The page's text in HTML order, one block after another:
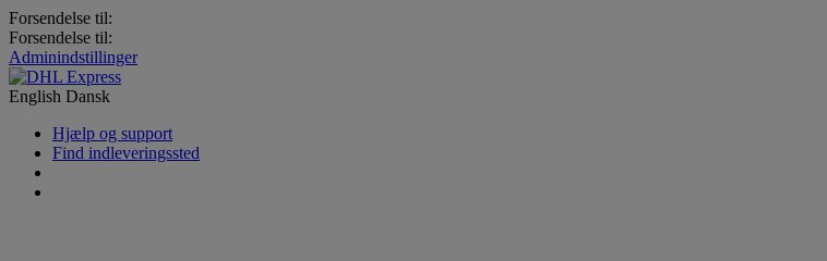
Forsendelse til:
Forsendelse til:
Adminindstillinger
English Dansk
Hjælp og support
Find indleveringssted